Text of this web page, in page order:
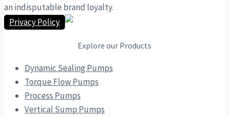
an indisputable brand loyalty.
Privacy Policy
Explore our Products
Dynamic Sealing Pumps
Torque Flow Pumps
Process Pumps
Vertical Sump Pumps